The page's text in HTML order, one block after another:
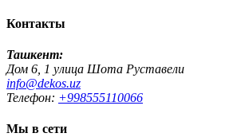
Контакты
Ташкент:
Дом 6, 1 улица Шота Руставели
info@dekos.uz
Телефон: +998555110066
Мы в сети